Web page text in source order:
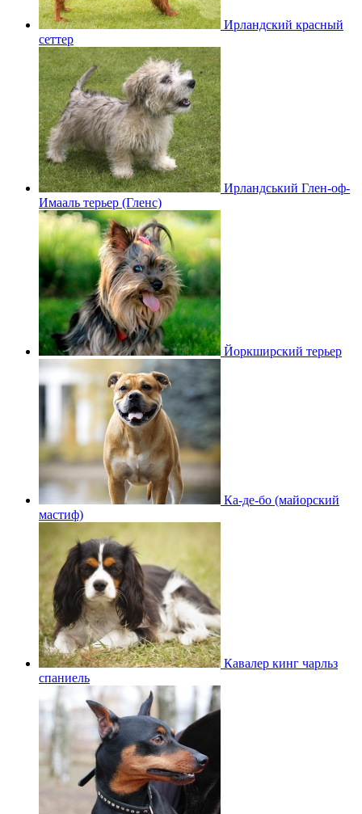
Ирландский красный
сеттер
Ирландський Глен-оф-
Имааль терьер (Гленс)
Йоркширский терьер
Ка-де-бо (майорский
мастиф)
Кавалер кинг чарльз
спаниель